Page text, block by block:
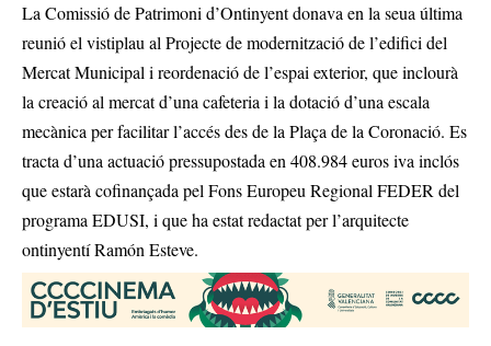
La Comissió de Patrimoni d’Ontinyent donava en la seua última
reunió el vistiplau al Projecte de modernització de l’edifici del
Mercat Municipal i reordenació de l’espai exterior, que inclourà
la creació al mercat d’una cafeteria i la dotació d’una escala
mecànica per facilitar l’accés des de la Plaça de la Coronació. Es
tracta d’una actuació pressupostada en 408.984 euros iva inclós
que estarà cofinançada pel Fons Europeu Regional FEDER del
programa EDUSI, i que ha estat redactat per l’arquitecte
ontinyentí Ramón Esteve.